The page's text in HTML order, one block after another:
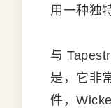
用一种独
与
是，它非
件，